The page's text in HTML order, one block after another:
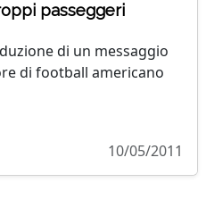
passeggeri
di un messaggio
di football americano
10/05/2011